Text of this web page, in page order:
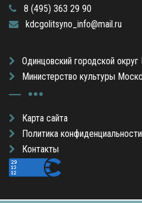
8 (495) 363 29 90
kdcgolitsyno_info@mail.ru
Одинцовский городской
Министерство культуры
Карта сайта
Политика конфиденциальности
Контакты